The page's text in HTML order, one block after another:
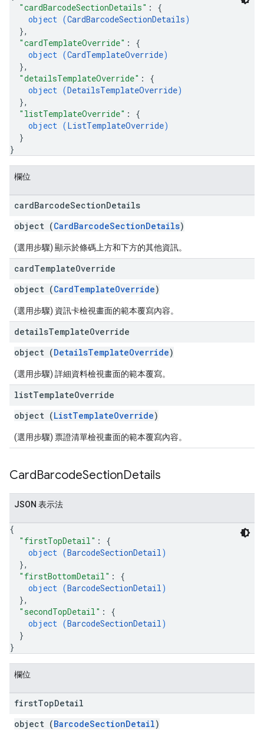
"cardBarcodeSectionDetails" : {
object (CardBarcodeSectionDetails)
},
"cardTemplateOverride" : {
object (CardTemplateOverride)
},
"detailsTemplateOverride" : {
object (DetailsTemplateOverride)
},
"listTemplateOverride" : {
object (ListTemplateOverride)
}
}
欄位
cardBarcodeSectionDetails
object (CardBarcodeSectionDetails)
(選用步驟) 顯示於條碼上方和下方的其他資訊。
cardTemplateOverride
object (CardTemplateOverride)
(選用步驟) 資訊卡檢視畫面的範本覆寫內容。
detailsTemplateOverride
object (DetailsTemplateOverride)
(選用步驟) 詳細資料檢視畫面的範本覆寫。
listTemplateOverride
object (ListTemplateOverride)
(選用步驟) 票證清單檢視畫面的範本覆寫內容。
CardBarcodeSectionDetails
JSON 表示法
{
"firstTopDetail" : {
object (BarcodeSectionDetail)
},
"firstBottomDetail" : {
object (BarcodeSectionDetail)
},
"secondTopDetail" : {
object (BarcodeSectionDetail)
}
}
欄位
firstTopDetail
object (BarcodeSectionDetail)